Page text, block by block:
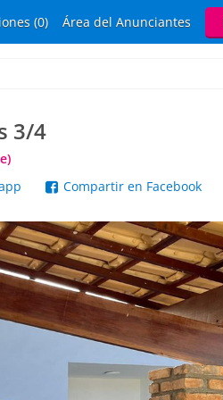
(0) Área del Anunciantes
3/4
Compartir en Facebook